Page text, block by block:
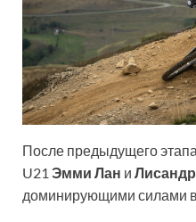
После предыдущего
U21 Эмми Лан и
доминирующими силами в